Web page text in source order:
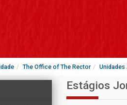
The Office of The Rector
Estágios